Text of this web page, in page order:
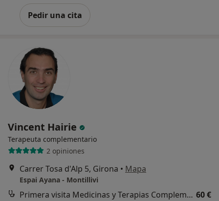
Pedir una cita
Vincent Hairie
Terapeuta complementario
2 opiniones
Carrer Tosa d'Alp 5, Girona • Mapa
Espai Ayana - Montillivi
Primera visita Medicinas y Terapias Complementarias 60 €